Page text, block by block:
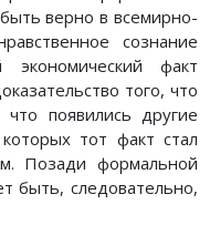
верно в всемирно-
сознание
экономический факт
того, что
появились другие
тот факт стал
Позади формальной
быть, следовательно,